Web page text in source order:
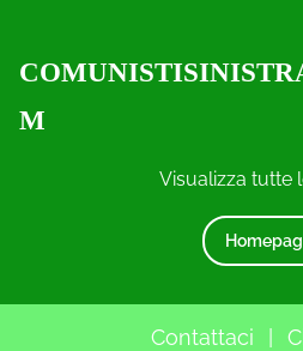
Visualizza tutte
M
Contattaci |